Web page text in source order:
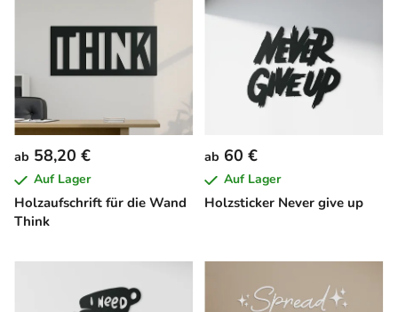
Holzaufschrift für die Wand
Think
ab 58,20 €
Auf Lager
Holzsticker Never give up
ab 60 €
Auf Lager